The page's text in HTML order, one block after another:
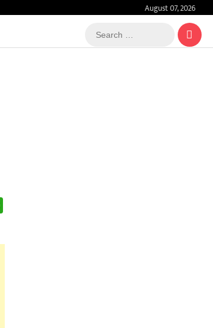
August 07, 2026
Search
…